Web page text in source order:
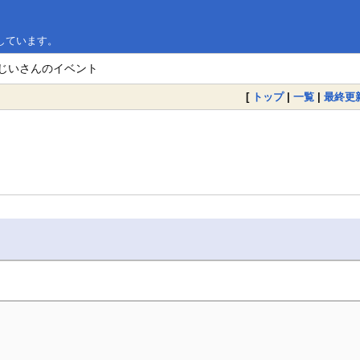
います。
いさんのイベント
[ トップ| 一覧 | 最終更